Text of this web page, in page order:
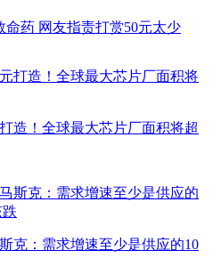
药 网友指责打赏50元太少
造！全球最大芯片厂面积将超
克：需求增速至少是供应的10